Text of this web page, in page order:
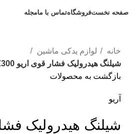
صفحه نخستفروشگاهتماس با مامجله
خانه
لوازم یدکی ماشین
شیلنگ هیدرولیک فشار قوی اریو Z300
بازگشت به محصولات
آریو
شیلنگ هیدرولیک